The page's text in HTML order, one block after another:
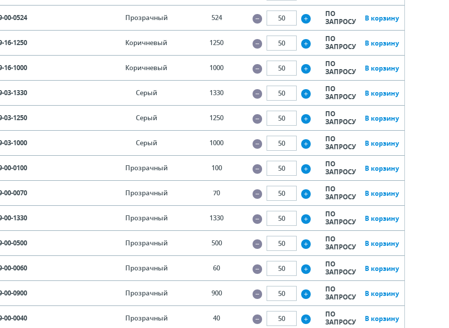
00-0524 Прозрачный 524
ПО
ЗАПРОСУ
В корзину
16-1250 Коричневый 1250
ПО
ЗАПРОСУ
В корзину
16-1000 Коричневый 1000
ПО
ЗАПРОСУ
В корзину
03-1330 Серый 1330
ПО
ЗАПРОСУ
В корзину
03-1250 Серый 1250
ПО
ЗАПРОСУ
В корзину
03-1000 Серый 1000
ПО
ЗАПРОСУ
В корзину
00-0100 Прозрачный 100
ПО
ЗАПРОСУ
В корзину
00-0070 Прозрачный 70
ПО
ЗАПРОСУ
В корзину
00-1330 Прозрачный 1330
ПО
ЗАПРОСУ
В корзину
00-0500 Прозрачный 500
ПО
ЗАПРОСУ
В корзину
00-0060 Прозрачный 60
ПО
ЗАПРОСУ
В корзину
00-0900 Прозрачный 900
ПО
ЗАПРОСУ
В корзину
00-0040 Прозрачный 40
ПО
ЗАПРОСУ
В корзину